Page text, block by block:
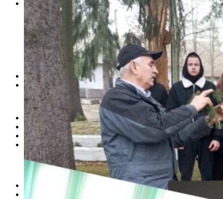
Студентам
Денна форма навчання
Заочна форма навчання
Студентська рада
Документація. Карантин
Документація. Воєнний стан
Центр кар’єри та працевлаштування
Центр дуальної освіти
Неформальна та інформальна освіта
Вступникам
Міжнародне співробітництво
Міжнародне співробітництво для викладачів
Міжнародне співробітництво для студентів
Угоди та договори
Вісник
Контакти
Публічність
Кваліфікаційний центр МФК
Нормативно-правова база
Форма заяви здобувача
Перелік професій
Професійні стандарти
Майстри сервісних центрів
Про формальну, неформальну та інформальну освіту